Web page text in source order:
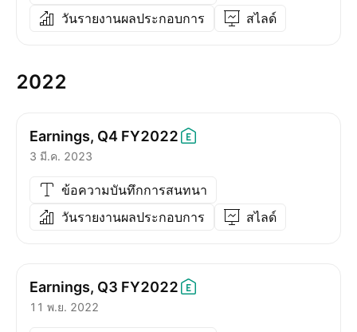
วันรายงานผลประกอบการ
สไลด์
2022
Earnings, Q4 FY2022
3 มี.ค. 2023
ข้อความบันทึกการสนทนา
วันรายงานผลประกอบการ
สไลด์
Earnings, Q3 FY2022
11 พ.ย. 2022